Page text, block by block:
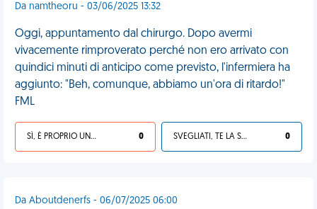
Da namtheoru - 03/06/2025 13:32
Oggi, appuntamento dal chirurgo. Dopo avermi
vivacemente rimproverato perché non ero arrivato con
quindici minuti di anticipo come previsto, l'infermiera ha
aggiunto: "Beh, comunque, abbiamo un'ora di ritardo!"
FML
SÌ, È PROPRIO UNA VDM! 0 SVEGLIATI, TE LA SEI CERCATA! 0
Da Aboutdenerfs - 06/07/2025 06:00